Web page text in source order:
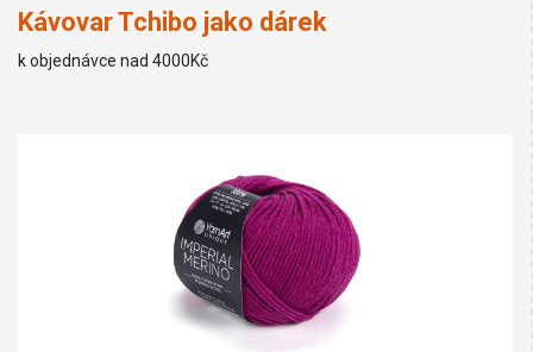
Kávovar Tchibo jako dárek
k objednávce nad 4000Kč